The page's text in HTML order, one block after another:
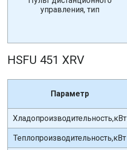
управления, тип
HSFU 451 XRV
Параметр
Хладопроизводительность,кВт
Теплопроизводительность,кВт